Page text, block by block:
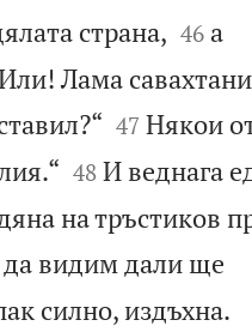
страна,
46 а
Лама

47 Някои

48 И веднага
на тръстиков
да видим дали ще
силно, издъхна.